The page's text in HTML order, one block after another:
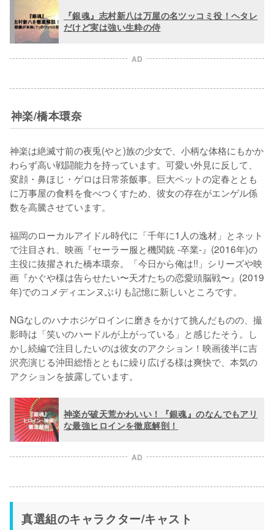
『銀魂』志村新八は万屋の名ツッコミ役！ヘタレ
だけど実は強い生粋の侍
AD
神楽/橋本環奈
神楽は絶滅寸前の夜兎(やと)族の少女で、小柄な体格にもかか
わらず高い戦闘能力を持っています。可愛い外見に反して、
変顔・鼻ほじ・ゲロは日常茶飯事。巨大ペットの定春ととも
に万事屋の食料を食べつくすため、彼女の存在がエンゲル係
数を高騰させています。
福岡のローカルアイドル時代に「千年に1人の逸材」とネット
で注目され、映画『セーラー服と機関銃 -卒業-』(2016年)の
主役に抜擢された橋本環奈。「今日から俺は!!」シリーズや映
画『かぐや様は告らせたい〜天才たちの恋愛頭脳戦〜』(2019
年)でのコメディエンヌぶりも記憶に新しいところです。
NGなしのハナホジゲロインに磨きをかけて挑んだものの、撮
影時は「笑いのハードルが上がっている」と感じたそう。し
かし続編で注目したいのは彼女のアクション！映画後半に吉
沢亮演じる沖田総悟とともに繰り広げる様は爽快で、本気の
アクションを披露しています。
神楽が破天荒かわいい！『銀魂』のなんでもアリ
な最強ヒロインを徹底解剖！
AD
真選組のキャラクター/キャスト